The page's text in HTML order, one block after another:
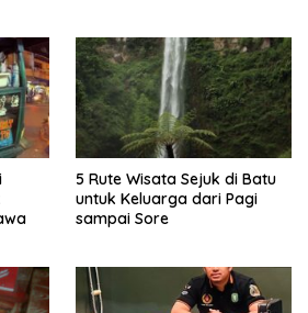
5 Rute Wisata Sejuk di Batu
untuk Keluarga dari Pagi
sampai Sore